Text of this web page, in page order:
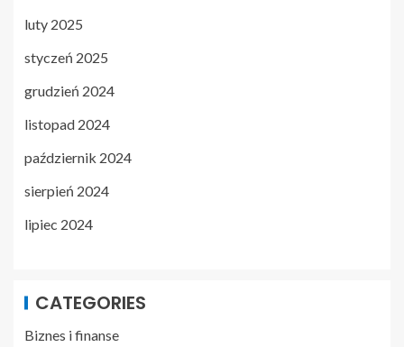
luty 2025
styczeń 2025
grudzień 2024
listopad 2024
październik 2024
sierpień 2024
lipiec 2024
CATEGORIES
Biznes i finanse